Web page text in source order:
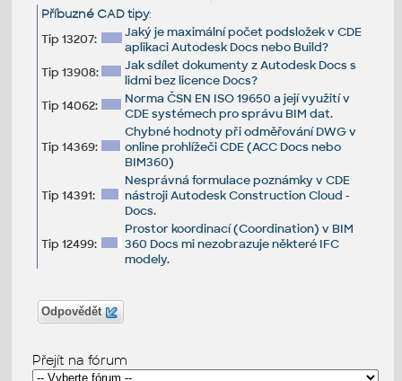
Příbuzné CAD tipy:
Tip 13207:
Jaký je maximální počet podsložek v CDE
aplikaci Autodesk Docs nebo Build?
Tip 13908:
Jak sdílet dokumenty z Autodesk Docs s
lidmi bez licence Docs?
Tip 14062:
Norma ČSN EN ISO 19650 a její využití v
CDE systémech pro správu BIM dat.
Tip 14369:
Chybné hodnoty při odměřování DWG v
online prohlížeči CDE (ACC Docs nebo
BIM360)
Tip 14391:
Nesprávná formulace poznámky v CDE
nástroji Autodesk Construction Cloud -
Docs.
Tip 12499:
Prostor koordinací (Coordination) v BIM
360 Docs mi nezobrazuje některé IFC
modely.
Odpovědět
Přejít na fórum